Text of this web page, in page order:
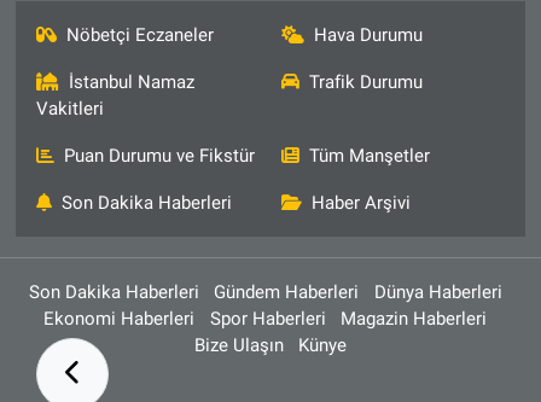
Nöbetçi Eczaneler Hava Durumu
İstanbul Namaz
Vakitleri
Trafik Durumu
Puan Durumu ve Fikstür Tüm Manşetler
Son Dakika Haberleri Haber Arşivi
Son Dakika Haberleri Gündem Haberleri
Dünya Haberleri
Ekonomi Haberleri
Spor Haberleri
Magazin Haberleri
Bize Ulaşın
Künye